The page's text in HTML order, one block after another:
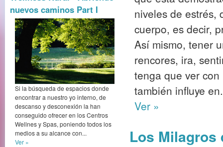
nuevos caminos Part I
Si la búsqueda de espacios donde
encontrar a nuestro yo interno, de
descanso y desconexión la han
conseguido ofrecer en los Centros
Wellnes y Spas, poniendo todos los
medios a su alcance con...
Ver »
niveles de estrés,
cuerpo, es decir,
Así mismo, tener
rencores, ira,
tenga que ver
también influye
Ver »
Los Milagros